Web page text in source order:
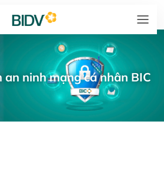
an ninh mạng cá nhân BIC